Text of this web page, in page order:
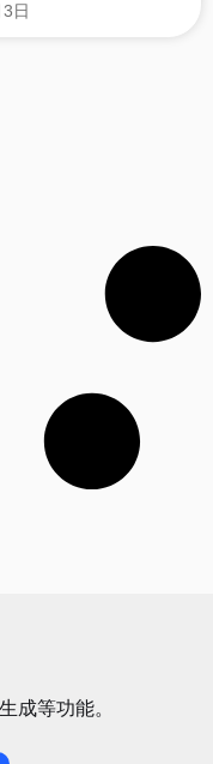
日
成等功能。